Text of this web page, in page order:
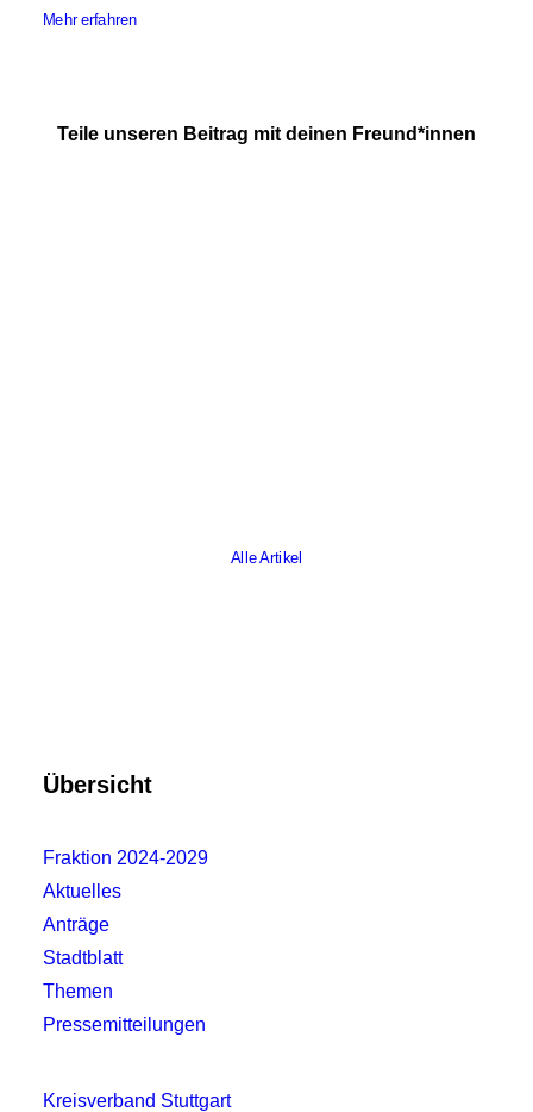
Mehr erfahren
Teile unseren Beitrag mit deinen Freund*innen
Das Projekt „Der neue Stäckach“ liegt seit
verlauten, die Grundstücke auf dem freien
Markt verkaufen zu wollen.…
Weiterlesen
Alle Artikel
Übersicht
Fraktion 2024-2029
Aktuelles
Anträge
Stadtblatt
Themen
Pressemitteilungen
Kreisverband Stuttgart